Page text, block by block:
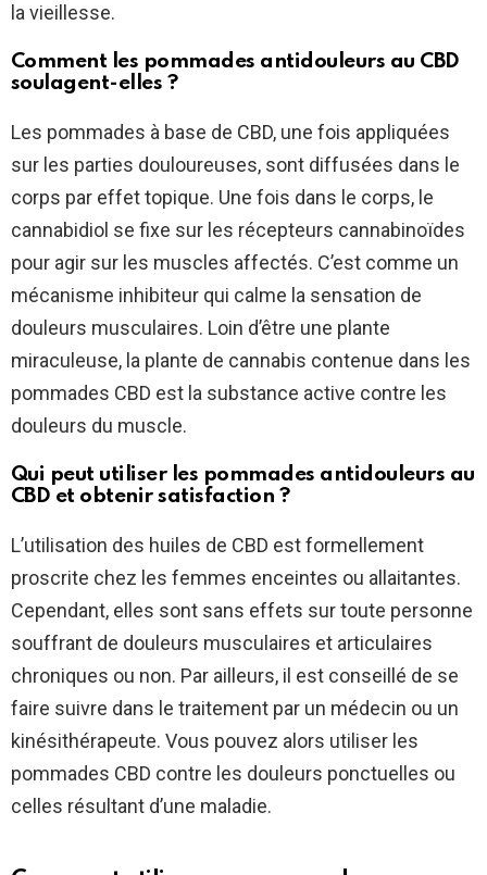
la vieillesse.
Comment les pommades antidouleurs au CBD
soulagent-elles ?
Les pommades à base de CBD, une fois appliquées
sur les parties douloureuses, sont diffusées dans le
corps par effet topique. Une fois dans le corps, le
cannabidiol se fixe sur les récepteurs cannabinoïdes
pour agir sur les muscles affectés. C’est comme un
mécanisme inhibiteur qui calme la sensation de
douleurs musculaires. Loin d’être une plante
miraculeuse, la plante de cannabis contenue dans les
pommades CBD est la substance active contre les
douleurs du muscle.
Qui peut utiliser les pommades antidouleurs au
CBD et obtenir satisfaction ?
L’utilisation des huiles de CBD est formellement
proscrite chez les femmes enceintes ou allaitantes.
Cependant, elles sont sans effets sur toute personne
souffrant de douleurs musculaires et articulaires
chroniques ou non. Par ailleurs, il est conseillé de se
faire suivre dans le traitement par un médecin ou un
kinésithérapeute. Vous pouvez alors utiliser les
pommades CBD contre les douleurs ponctuelles ou
celles résultant d’une maladie.